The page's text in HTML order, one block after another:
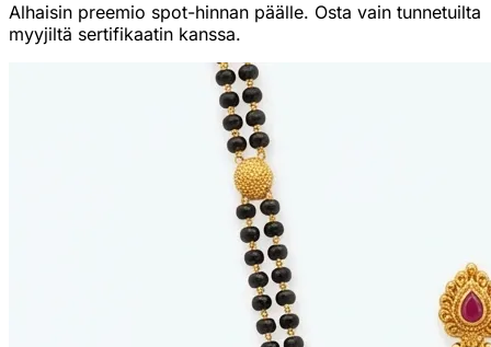
Alhaisin preemio spot-hinnan päälle. Osta vain tunnetuilta
myyjiltä sertifikaatin kanssa.